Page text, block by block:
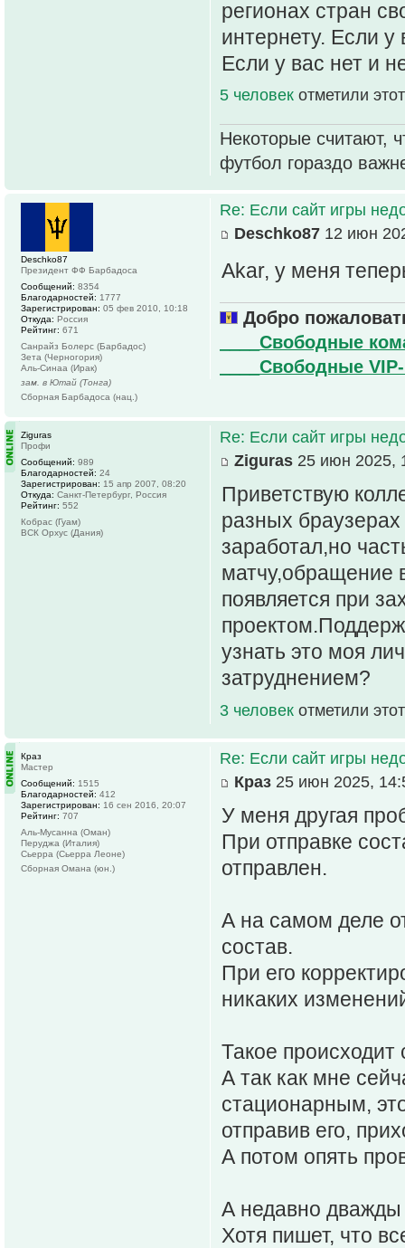
регионах стран
интернету. Если
Если у вас нет и
5 человек отметили
Некоторые считают,
футбол гораздо
Re: Если сайт игры
Deschko87 12 июн
Akar, у меня
Добро
____Свободные
____Свободные
Deschko87
Президент ФФ Барбадоса
Сообщений: 8354
Благодарностей: 1777
Зарегистрирован: 05 фев 2010, 10:18
Откуда: Россия
Рейтинг: 671
Санрайз Болерс (Барбадос)
Зета (Черногория)
Аль-Синаа (Ирак)
зам. в Ютай (Тонга)
Сборная Барбадоса (нац.)
Re: Если сайт игры
Ziguras 25 июн 2025,
Приветствую
разных
заработал,но
матчу,обращение
появляется при
узнать это моя
затруднением?
3 человек отметили
Ziguras
Профи
Сообщений: 989
Благодарностей: 24
Зарегистрирован: 15 апр 2007, 08:20
Откуда: Санкт-Петербург, Россия
Рейтинг: 552
Кобрас (Гуам)
ВСК Орхус (Дания)
Re: Если сайт игры
Краз 25 июн 2025,
У меня другая
При отправке
отправлен.
А на самом деле
состав.
При его
никаких
Такое
А так как мне
стационарным,
отправив его,
А потом опять
А недавно дважды
Хотя пишет, что
Краз
Мастер
Сообщений: 1515
Благодарностей: 412
Зарегистрирован: 16 сен 2016, 20:07
Рейтинг: 707
Аль-Мусанна (Оман)
Перуджа (Италия)
Сьерра (Сьерра Леоне)
Сборная Омана (юн.)